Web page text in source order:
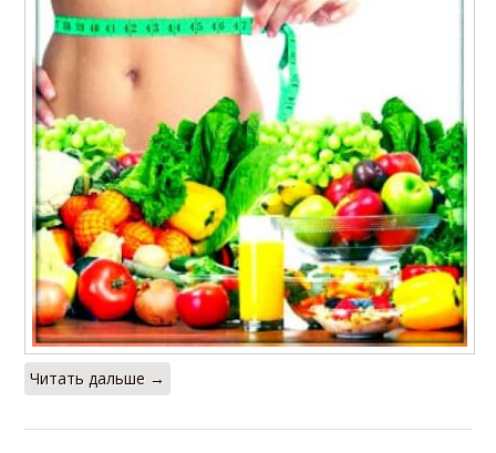
Читать дальше →